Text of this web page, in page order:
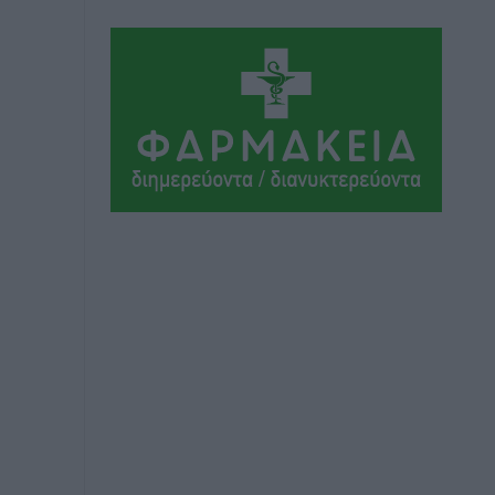
Πρωταθλήματος Κ20 στα σωματεία
πριν 4 ώρες
Ευρωπαϊκό Πρωτάθλημα Στίβου: Πότε
αγωνίζονται η Μαγκούλια, η
Σπανουδάκη και ο Κριτούλης